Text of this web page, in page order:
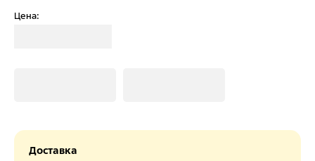
Цена:
Доставка